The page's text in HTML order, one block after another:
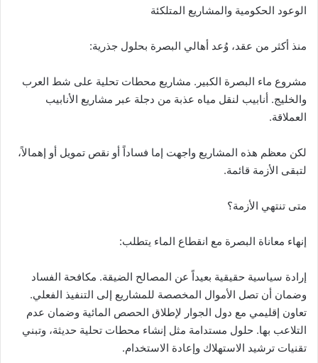
الوعود الحكومية والمشاريع المتلكئة
منذ أكثر من عقد، وُعد أهالي البصرة بحلول جذرية:
مشروع ماء البصرة الكبير. مشاريع محطات تحلية على شط العرب
والخليج. أنابيب لنقل مياه عذبة من دجلة عبر مشاريع الأنابيب
العملاقة.
لكن معظم هذه المشاريع واجهت إما فساداً أو نقص تمويل أو إهمالاً،
لتبقى الأزمة قائمة.
متى تنتهي الأزمة؟
إنهاء معاناة البصرة مع انقطاع الماء يتطلب:
إرادة سياسية حقيقية بعيداً عن المصالح الضيقة. مكافحة الفساد
وضمان أن تصل الأموال المخصصة للمشاريع إلى التنفيذ الفعلي.
تعاون إقليمي مع دول الجوار لإطلاق الحصص المائية وضمان عدم
التلاعب بها. حلول مستدامة مثل إنشاء محطات تحلية حديثة، وتبني
تقنيات ترشيد الاستهلاك وإعادة الاستخدام.